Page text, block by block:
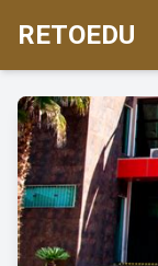
RETOEDU